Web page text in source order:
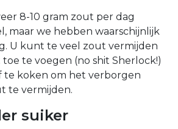
8-10 gram zout per dag
maar we hebben waarschijnlijk
U kunt te veel zout vermijden
te voegen (no shit Sherlock!)
te koken om het verborgen
te vermijden.
suiker